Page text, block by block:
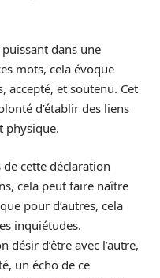
dans une
mots, cela évoque
accepté, et soutenu. Cet
d’établir des liens
physique.
cette déclaration
cela peut faire naître
pour d’autres, cela
inquiétudes.
désir d’être avec l’autre,
un écho de ce